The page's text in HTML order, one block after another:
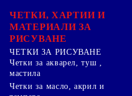
ЧЕТКИ, ХАРТИИ И
МАТЕРИАЛИ ЗА
РИСУВАНЕ
ЧЕТКИ ЗА РИСУВАНЕ
Четки за акварел, туш ,
мастила
Четки за масло, акрил и